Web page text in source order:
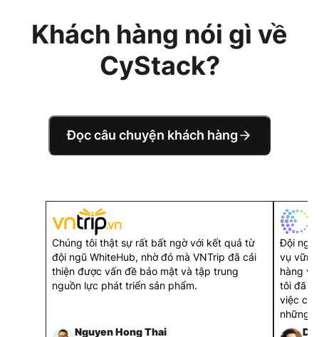
Khách hàng nói gì về
CyStack?
Đọc câu chuyện khách hàng
Chúng tôi thật sự rất bất ngờ với kết quả từ
đội ngũ WhiteHub, nhờ đó mà VNTrip đã cải
thiện được vấn đề bảo mật và tập trung
nguồn lực phát triển sản phẩm.
Nguyen Hong Thai
Đội ngũ
vụ
hàng
tôi đã
việc
những